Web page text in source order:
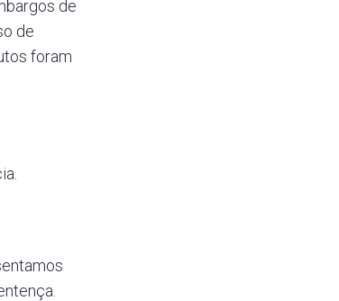
de
de
foram